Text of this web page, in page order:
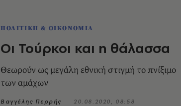
ΠΟΛΙΤΙΚΗ & ΟΙΚΟΝΟΜΙΑ
Οι Τούρκοι και η θάλασσα
Θεωρούν ως μεγάλη εθνική στιγμή το πνίξιμο
των αμάχων
Βαγγέλης Περρής 20.08.2020, 08:58